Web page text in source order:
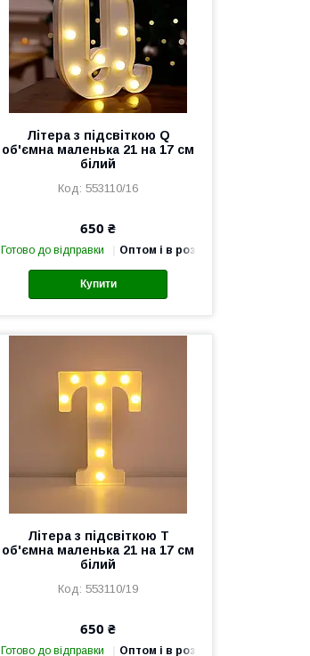
Літера з підсвіткою Q
об'ємна маленька 21 на 17 см
білий
553110/16
650 ₴
Готово до відправки Оптом і в роздріб
Купити
Літера з підсвіткою T
об'ємна маленька 21 на 17 см
білий
553110/19
650 ₴
Готово до відправки Оптом і в роздріб